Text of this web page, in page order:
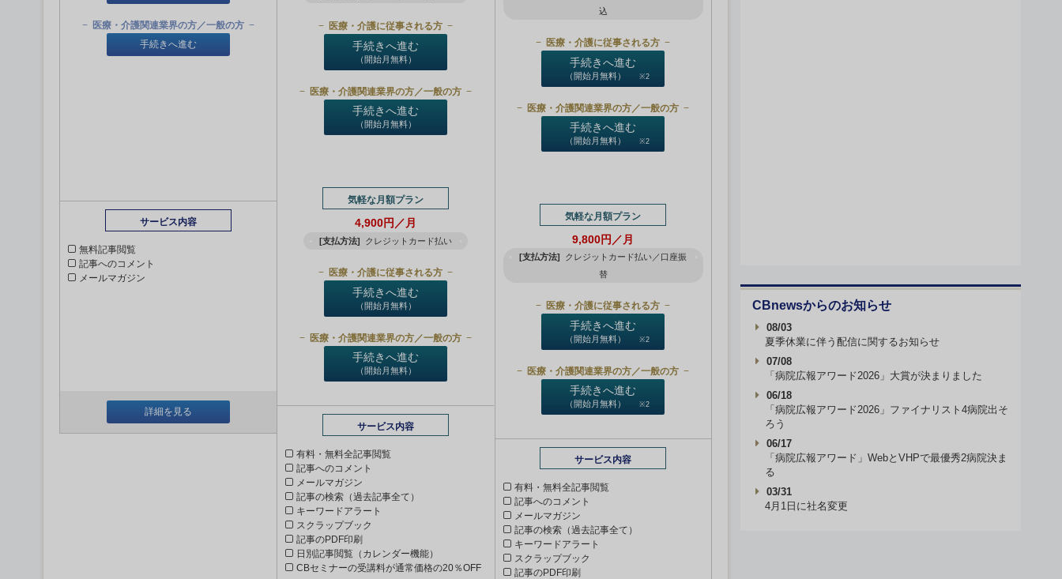
医療・介護関連業界の方／一般の方
手続きへ進む
サービス内容
無料記事閲覧
記事へのコメント
メールマガジン
詳細を見る
医療・介護に従事される方
手続きへ進む
（開始月無料）
医療・介護関連業界の方／一般の方
手続きへ進む
（開始月無料）
気軽な月額プラン
4,900円／月
[支払方法] クレジットカード払い
医療・介護に従事される方
手続きへ進む
（開始月無料）
医療・介護関連業界の方／一般の方
手続きへ進む
（開始月無料）
サービス内容
有料・無料全記事閲覧
記事へのコメント
メールマガジン
記事の検索（過去記事全て）
キーワードアラート
スクラップブック
記事のPDF印刷
日別記事閲覧（カレンダー機能）
CBセミナーの受講料が通常価格の20％OFF
込
医療・介護に従事される方
手続きへ進む
（開始月無料） ※2
医療・介護関連業界の方／一般の方
手続きへ進む
（開始月無料） ※2
気軽な月額プラン
9,800円／月
[支払方法]
クレジットカード払い／口座振
替
医療・介護に従事される方
手続きへ進む
（開始月無料） ※2
医療・介護関連業界の方／一般の方
手続きへ進む
（開始月無料） ※2
サービス内容
有料・無料全記事閲覧
記事へのコメント
メールマガジン
記事の検索（過去記事全て）
キーワードアラート
スクラップブック
記事のPDF印刷
CBnewsからのお知らせ
08/03
夏季休業に伴う配信に関するお知らせ
07/08
「病院広報アワード2026」大賞が決まりました
06/18
「病院広報アワード2026」ファイナリスト4病院出そ
ろう
06/17
「病院広報アワード」WebとVHPで最優秀2病院決ま
る
03/31
4月1日に社名変更